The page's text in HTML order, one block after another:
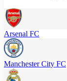
Arsenal FC
Manchester City FC